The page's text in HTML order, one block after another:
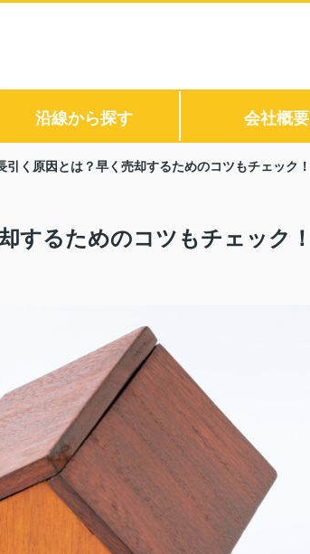
沿線から探す 会社概要
引く原因とは？早く売却するためのコツもチェック！
するためのコツもチェック！